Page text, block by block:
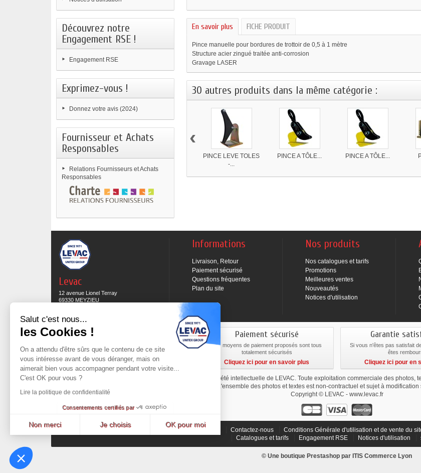
Découvrez notre
Engagement RSE !
Engagement RSE
Exprimez-vous !
Donnez votre avis (2024)
Fournisseur et Achats
Responsables
Relations Fournisseurs et Achats
Responsables
En savoir plus FICHE PRODUIT
Pince manuelle pour bordures de trottoir de 0,5 à 1 mètre
Structure acier zingué traitée anti-corrosion
Gravage LASER
30 autres produits dans la même catégorie :
PINCE LEVE TOLES
-...
PINCE A TÔLE... PINCE A TÔLE...
‹
Levac
12 avenue Lionel Terray
69330 MEYZIEU
Informations
Livraison, Retour
Paiement sécurisé
Questions fréquentes
Plan du site
Nos produits
Nos catalogues et tarifs
Promotions
Meilleures ventes
Nouveautés
Notices d'utilisation
Expédition sous 48H
Commande preparée et mise en expédition sous
48h sous réserve des produits en stock.
Cliquez ici pour en savoir plus
Paiement sécurisé
Les moyens de paiement proposés sont tous
totalement sécurisés
Cliquez ici pour en savoir plus
Garantie
Si vous n'êtes pas satisfait
êtes
Cliquez ici pour en
Tout le contenu de ce site est la propriété intellectuelle de LEVAC. Toute exploitation commerciale des photos,
L'ensemble des photos et textes est non-contractuel et sujet à
Copyright © LEVAC - www.levac.fr
Meilleures ventes Contactez-nous Conditions Générale d'utilisation et de vente du
Catalogues et tarifs
Engagement RSE Notices d'utilisation
© Une boutique Prestashop par ITIS Commerce Lyon
Salut c'est nous...
les Cookies !
On a attendu d'être sûrs que le contenu de ce site
vous intéresse avant de vous déranger, mais on
aimerait bien vous accompagner pendant votre visite...
C'est OK pour vous ?
Lire la politique de confidentialité
Consentements certifiés par
Non merci Je choisis OK pour moi
Notre plateforme vous permet d'adapter et de gérer vos paramètres de confidentialité, en garantissant la conformité avec les réglementations.